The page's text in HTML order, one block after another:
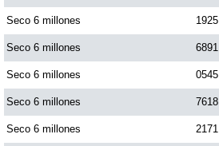
Seco 6 millones 1925
Seco 6 millones 6891
Seco 6 millones 0545
Seco 6 millones 7618
Seco 6 millones 2171